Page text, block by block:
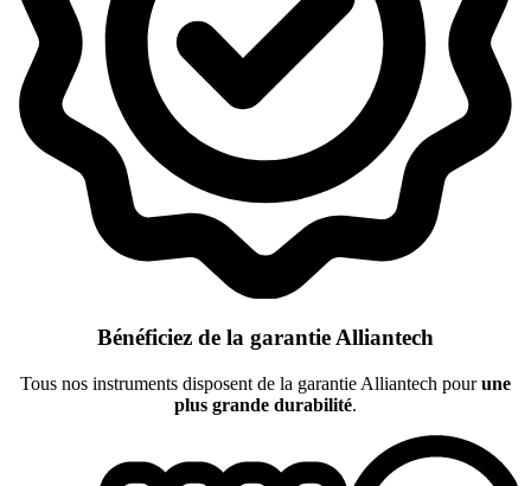
Bénéficiez de la garantie Alliantech
Tous nos instruments disposent de la garantie Alliantech pourune
plus grande durabilité.